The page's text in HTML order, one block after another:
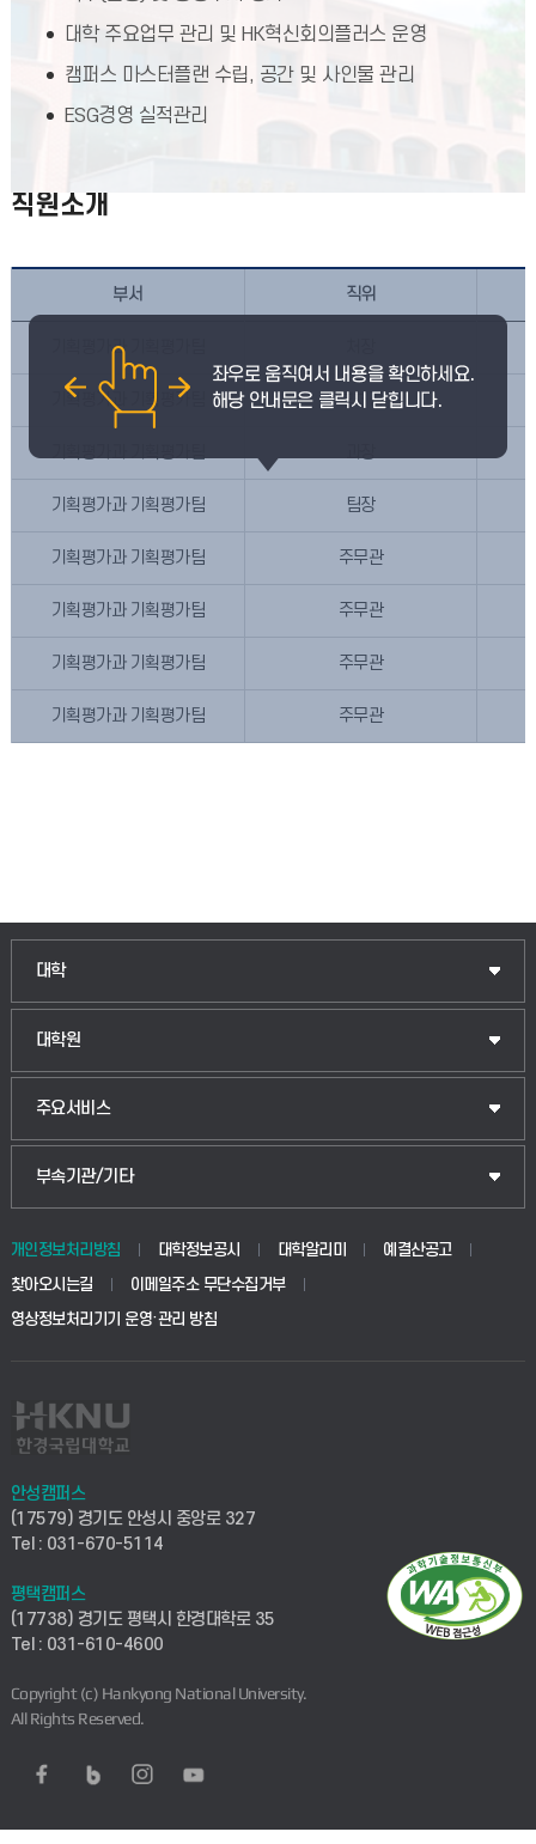
대학 주요업무 관리 및 HK혁신회의플러스 운영
캠퍼스 마스터플랜 수립, 공간 및 사인물 관리
ESG경영 실적관리
직원소개
부서 직위
기획평가과 기획평가팀
기획평가과 기획평가팀 부처장
기획평가과 기획평가팀 팀장
기획평가과 기획평가팀 주무관
기획평가과 기획평가팀 주무관
기획평가과 기획평가팀 주무관
기획평가과 기획평가팀 주무관
대학
대학원
주요서비스
부속기관/기타
개인정보처리방침 대학정보공시 대학알리미
예결산공고
찾아오시는길
이메일주소 무단수집거부
영상정보처리기기 운영·관리 방침
안성캠퍼스
(17579) 경기도 안성시 중앙로 327
Tel : 031-670-5114
평택캠퍼스
(17738) 경기도 평택시 한경대학로 35
Tel : 031-610-4600
Copyright (c) Hankyong National University.
All Rights Reserved.